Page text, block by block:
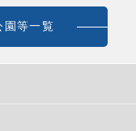
園等一覧